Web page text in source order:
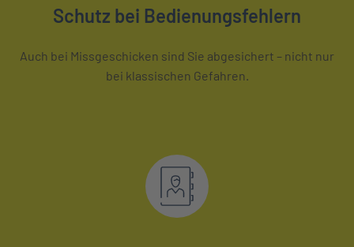
Schutz bei Bedienungsfehlern
Auch bei Missgeschicken sind Sie abgesichert – nicht nur
bei klassischen Gefahren.